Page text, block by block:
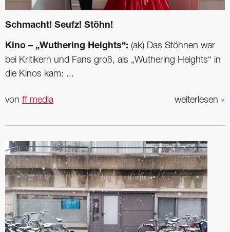
Schmacht! Seufz! Stöhn!
Kino – „Wuthering Heights“: (ak) Das Stöhnen war
bei Kritikern und Fans groß, als „Wuthering Heights“ in
die Kinos kam: ...
weiterlesen »
von ff media